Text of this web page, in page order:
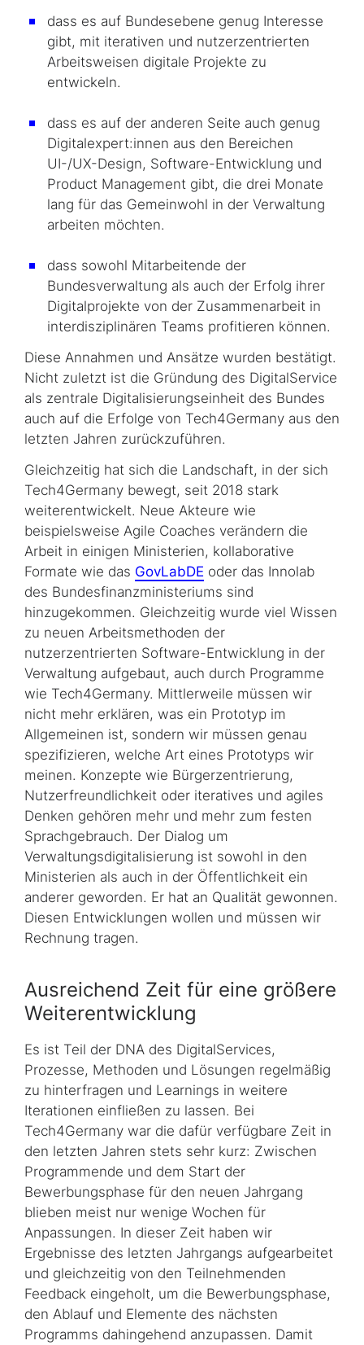
dass es auf Bundesebene genug Interesse
gibt, mit iterativen und nutzerzentrierten
Arbeitsweisen digitale Projekte zu
entwickeln.
dass es auf der anderen Seite auch genug
Digitalexpert:innen aus den Bereichen
UI-/UX-Design, Software-Entwicklung und
Product Management gibt, die drei Monate
lang für das Gemeinwohl in der Verwaltung
arbeiten möchten.
dass sowohl Mitarbeitende der
Bundesverwaltung als auch der Erfolg ihrer
Digitalprojekte von der Zusammenarbeit in
interdisziplinären Teams profitieren können.
Diese Annahmen und Ansätze wurden bestätigt.
Nicht zuletzt ist die Gründung des DigitalService
als zentrale Digitalisierungseinheit des Bundes
auch auf die Erfolge von Tech4Germany aus den
letzten Jahren zurückzuführen.
Gleichzeitig hat sich die Landschaft, in der sich
Tech4Germany bewegt, seit 2018 stark
weiterentwickelt. Neue Akteure wie
beispielsweise Agile Coaches verändern die
Arbeit in einigen Ministerien, kollaborative
Formate wie das GovLabDE oder das Innolab
des Bundesfinanzministeriums sind
hinzugekommen. Gleichzeitig wurde viel Wissen
zu neuen Arbeitsmethoden der
nutzerzentrierten Software-Entwicklung in der
Verwaltung aufgebaut, auch durch Programme
wie Tech4Germany. Mittlerweile müssen wir
nicht mehr erklären, was ein Prototyp im
Allgemeinen ist, sondern wir müssen genau
spezifizieren, welche Art eines Prototyps wir
meinen. Konzepte wie Bürgerzentrierung,
Nutzerfreundlichkeit oder iteratives und agiles
Denken gehören mehr und mehr zum festen
Sprachgebrauch. Der Dialog um
Verwaltungsdigitalisierung ist sowohl in den
Ministerien als auch in der Öffentlichkeit ein
anderer geworden. Er hat an Qualität gewonnen.
Diesen Entwicklungen wollen und müssen wir
Rechnung tragen.
Ausreichend Zeit für eine größere
Weiterentwicklung
Es ist Teil der DNA des DigitalServices,
Prozesse, Methoden und Lösungen regelmäßig
zu hinterfragen und Learnings in weitere
Iterationen einfließen zu lassen. Bei
Tech4Germany war die dafür verfügbare Zeit in
den letzten Jahren stets sehr kurz: Zwischen
Programmende und dem Start der
Bewerbungsphase für den neuen Jahrgang
blieben meist nur wenige Wochen für
Anpassungen. In dieser Zeit haben wir
Ergebnisse des letzten Jahrgangs aufgearbeitet
und gleichzeitig von den Teilnehmenden
Feedback eingeholt, um die Bewerbungsphase,
den Ablauf und Elemente des nächsten
Programms dahingehend anzupassen. Damit